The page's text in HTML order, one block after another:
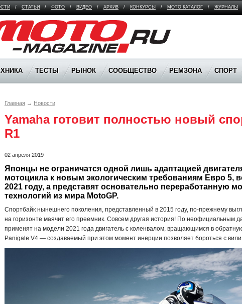
/ СТАТЬИ / ФОТО / ВИДЕО / АРХИВ / КОНКУРСЫ / МОТО КАТАЛОГ / ЖУРНАЛЫ
Magazine
ТЕСТЫ РЫНОК СООБЩЕСТВО РЕМЗОНА СПОРТ
Главная → Новости
Yamaha готовит полностью новый
R1
02 апреля 2019
Японцы не ограничатся одной лишь адаптацией
мотоцикла к новым экологическим требованиям Евро 5,
2021 году, а представят основательно переработанную
технологий из мира MotoGP.
Спортбайк нынешнего поколения, представленный в 2015 году, по-прежнему
на горизонте маячит его преемник. Совсем другая история! По неофициальным
применят на модели 2021 года двигатель с коленвалом, вращающимся в
Panigale V4 — создаваемый при этом момент инерции позволяет бороться с